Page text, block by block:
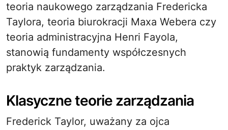
teoria naukowego zarządzania Fredericka
Taylora, teoria biurokracji Maxa Webera czy
teoria administracyjna Henri Fayola,
stanowią fundamenty współczesnych
praktyk zarządzania.
Klasyczne teorie zarządzania
Frederick Taylor, uważany za ojca